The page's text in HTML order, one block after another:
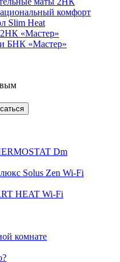
комфорт
Slim Heat
«Мастер»
БНК «Мастер»
Dm
Solus Zen Wi-Fi
HEAT Wi-Fi
комнате